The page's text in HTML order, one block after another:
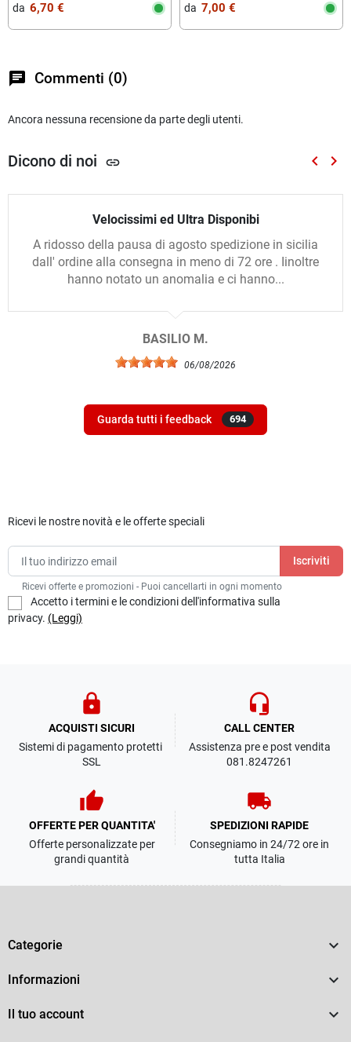
da‎ ‎ 6,70 € da‎ ‎ 7,00 €
chat Commenti (0)
Ancora nessuna recensione da parte degli utenti.
Dicono di noi link keyboard_arrow_left keyboard_arrow_right
Velocissimi ed Ultra Disponibi
A ridosso della pausa di agosto spedizione in sicilia
dall' ordine alla consegna in meno di 72 ore . Iinoltre
hanno notato un anomalia e ci hanno...
BASILIO M.
06/08/2026
Guarda tutti i feedback 694
Ricevi le nostre novità e le offerte speciali
Ricevi offerte e promozioni - Puoi cancellarti in ogni momento
Accetto i termini e le condizioni dell'informativa sulla
privacy. (Leggi)
lock
ACQUISTI SICURI
Sistemi di pagamento protetti
SSL
headset_mic
CALL CENTER
Assistenza pre e post vendita
081.8247261
thumb_up
OFFERTE PER QUANTITA'
Offerte personalizzate per
grandi quantità
local_shipping
SPEDIZIONI RAPIDE
Consegniamo in 24/72 ore in
tutta Italia
Categorie 
Informazioni 
Il tuo account 